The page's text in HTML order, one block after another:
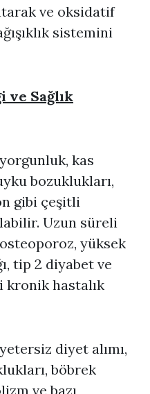
ve oksidatif
sistemini
ve Sağlık
kas
bozuklukları,
gibi çeşitli
Uzun süreli
yüksek
tip 2 diyabet ve
kronik hastalık
diyet alımı,
böbrek
ve bazı